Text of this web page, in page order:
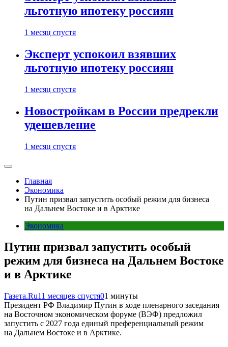
льготную ипотеку россиян
1 месяц спустя
Эксперт успокоил взявших
льготную ипотеку россиян
1 месяц спустя
Новостройкам в России предрекли
удешевление
1 месяц спустя
Главная
Экономика
Путин призвал запустить особый режим для бизнеса
на Дальнем Востоке и в Арктике
Экономика
Путин призвал запустить особый
режим для бизнеса на Дальнем Востоке
и в Арктике
Газета.Ru11 месяцев спустя01 минуты
Президент РФ Владимир Путин в ходе пленарного заседания
на Восточном экономическом форуме (ВЭФ) предложил
запустить с 2027 года единый преференциальный режим
на Дальнем Востоке и в Арктике.